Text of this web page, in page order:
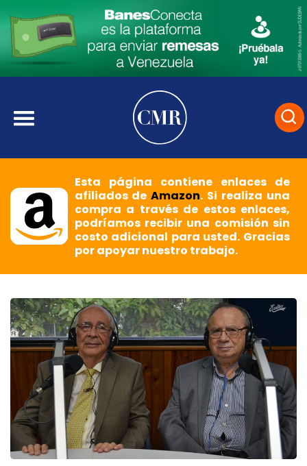
Esta página contiene enlaces de
afiliados deAmazon. Si realiza una
compra a través de estos enlaces,
podríamos recibir una comisión sin
costo adicional para usted. Gracias
por apoyar nuestro trabajo.